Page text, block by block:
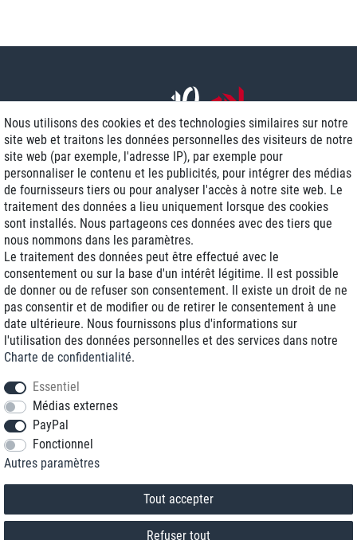
Livraison J+1
Frais d'expédition réduits
Reconditionnée avec garantie
+33 1 70 99 07 94 *
* Vous pouvez nous joindre aux tarifs locaux du lundi au vendredi de 9h à 18h.
Nous utilisons des cookies et des technologies similaires sur notre
site web et traitons les données personnelles des visiteurs de notre
site web (par exemple, l'adresse IP), par exemple pour
personnaliser le contenu et les publicités, pour intégrer des médias
de fournisseurs tiers ou pour analyser l'accès à notre site web. Le
traitement des données a lieu uniquement lorsque des cookies
sont installés. Nous partageons ces données avec des tiers que
nous nommons dans les paramètres.
Le traitement des données peut être effectué avec le
consentement ou sur la base d'un intérêt légitime. Il est possible
de donner ou de refuser son consentement. Il existe un droit de ne
pas consentir et de modifier ou de retirer le consentement à une
date ultérieure. Nous fournissons plus d'informations sur
l'utilisation des données personnelles et des services dans notre
Charte de confidentialité.
Essentiel
Médias externes
PayPal
Fonctionnel
Autres paramètres
Tout accepter
Refuser tout